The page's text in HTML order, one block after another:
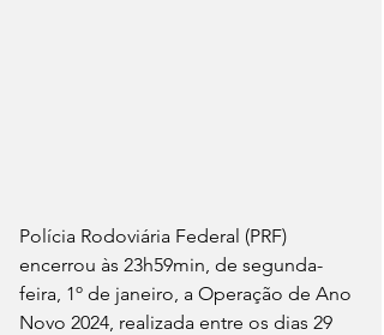
Polícia Rodoviária Federal (PRF)
encerrou às 23h59min, de segunda-
feira, 1º de janeiro, a Operação de Ano
Novo 2024, realizada entre os dias 29